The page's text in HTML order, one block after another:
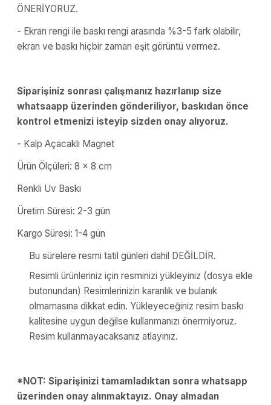
ÖNERİYORUZ.
- Ekran rengi ile baskı rengi arasında %3-5 fark olabilir,
ekran ve baskı hiçbir zaman eşit görüntü vermez.
Siparişiniz sonrası çalışmanız hazırlanıp size
whatsaapp üzerinden gönderiliyor, baskıdan önce
kontrol etmenizi isteyip sizden onay alıyoruz.
- Kalp Açacaklı Magnet
Ürün Ölçüleri: 8 x 8 cm
Renkli Uv Baskı
Üretim Süresi: 2-3 gün
Kargo Süresi: 1-4 gün
Bu sürelere resmi tatil günleri dahil DEĞİLDİR.
Resimli ürünleriniz için resminizi yükleyiniz (dosya ekle
butonundan) Resimlerinizin karanlık ve bulanık
olmamasına dikkat edin. Yükleyeceğiniz resim baskı
kalitesine uygun değilse kullanmanızı önermiyoruz.
Resim kullanmayacaksanız atlayınız.
*NOT: Siparişinizi tamamladıktan sonra whatsapp
üzerinden onay alınmaktayız. Onay almadan